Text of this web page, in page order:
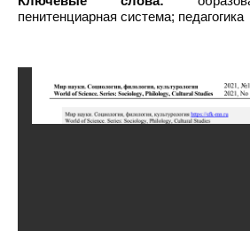
пенитенциарная система; педагогика